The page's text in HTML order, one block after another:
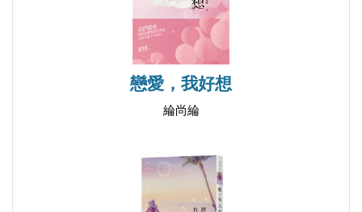
Day 41 生活，不過就是瑣事，但它們卻很巨大
Day 42 我的世界變成一片空白
Day 43 等待朝陽升起
Day 45 你在我的象牙塔裡
Day 47 我要走到一處看得到你的地方
Day 48 本來以為我明白了……
戀愛，我好想
綸尚綸